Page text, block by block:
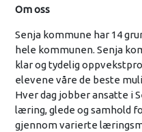
Om oss
Senja kommune har 14
hele kommunen. Senja
klar og tydelig
elevene våre de beste
Hver dag jobber ansatte i
læring, glede og samhold
gjennom varierte